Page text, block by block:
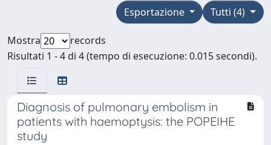
Tutti (4)
Esportazione
Mostra
records
Risultati 1 - 4 di 4 (tempo di esecuzione: 0.015 secondi).
Diagnosis of pulmonary embolism in
patients with haemoptysis: the POPEIHE
study